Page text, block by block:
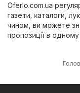
Oferlo.com.ua
газети, каталоги,
чином, ви можете
пропозиції в одному